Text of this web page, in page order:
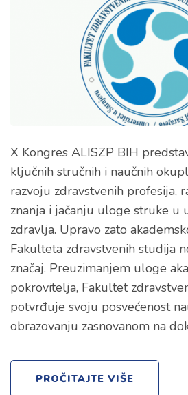
X Kongres ALISZP BIH
ključnih stručnih i naučnih
razvoju zdravstvenih profesija,
znanja i jačanju uloge struke u
zdravlja. Upravo zato
Fakulteta zdravstvenih studija
značaj. Preuzimanjem uloge
pokrovitelja, Fakultet
potvrđuje svoju posvećenost
obrazovanju zasnovanom na
PROČITAJTE VIŠE